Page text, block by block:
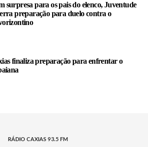
surpresa para os pais do elenco, Juventude
preparação para duelo contra o
finaliza preparação para enfrentar o
RÁDIO CAXIAS 93.5 FM